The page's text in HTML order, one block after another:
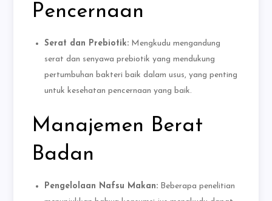
Pencernaan
Serat dan Prebiotik: Mengkudu mengandung
serat dan senyawa prebiotik yang mendukung
pertumbuhan bakteri baik dalam usus, yang penting
untuk kesehatan pencernaan yang baik.
Manajemen Berat
Badan
Pengelolaan Nafsu Makan: Beberapa penelitian